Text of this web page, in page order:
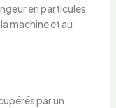
en particules
machine et au
par un